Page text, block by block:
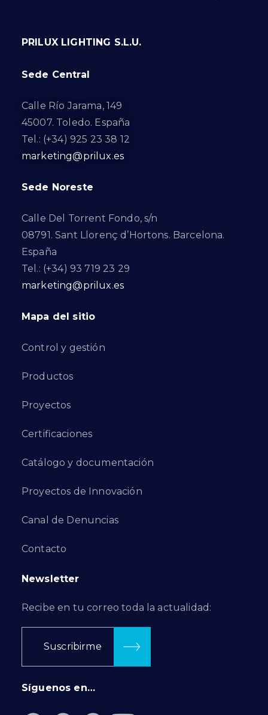
PRILUX LIGHTING S.L.U.
Sede Central
Calle Río Jarama, 149
45007. Toledo. España
Tel.: (+34) 925 23 38 12
marketing@prilux.es
Sede Noreste
Calle Del Torrent Fondo, s/n
08791. Sant Llorenç d’Hortons. Barcelona.
España
Tel.: (+34) 93 719 23 29
marketing@prilux.es
Mapa del sitio
Control y gestión
Productos
Proyectos
Certificaciones
Catálogo y documentación
Proyectos de Innovación
Canal de Denuncias
Contacto
Newsletter
Recibe en tu correo toda la actualidad:
Suscribirme
Síguenos en…